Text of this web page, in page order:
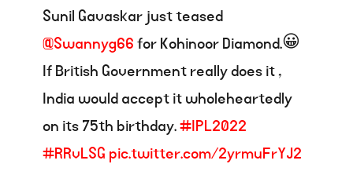
Sunil Gavaskar just teased
@Swannyg66for Kohinoor Diamond.😀
If British Government really does it ,
India would accept it wholeheartedly
on its 75th birthday.#IPL2022
#RRvLSG pic.twitter.com/2yrmuFrYJ2